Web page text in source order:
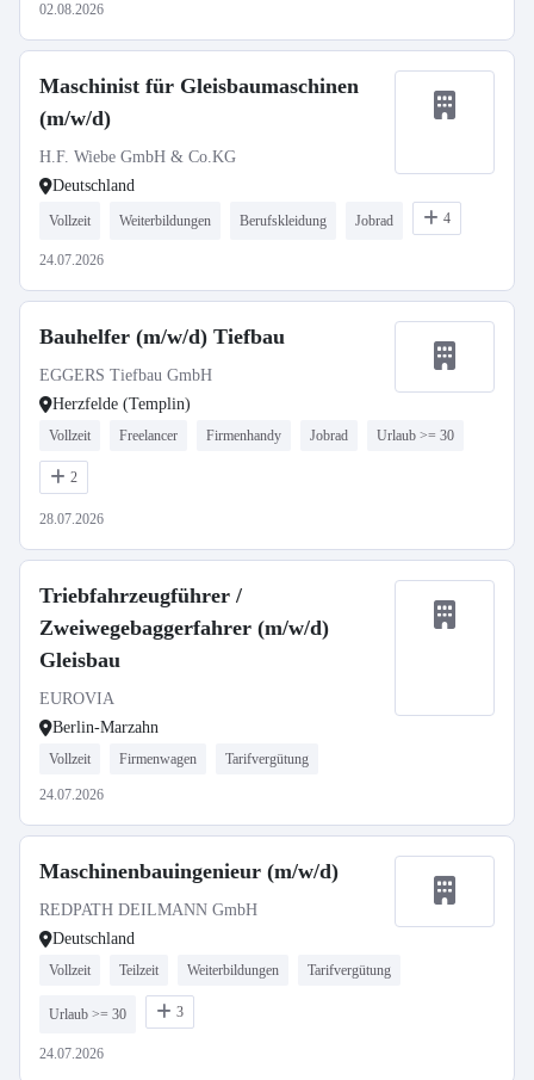
02.08.2026
Maschinist für Gleisbaumaschinen
(m/w/d)
H.F. Wiebe GmbH & Co.KG
Deutschland
Vollzeit Weiterbildungen Berufskleidung Jobrad 4
24.07.2026
Bauhelfer (m/w/d) Tiefbau
EGGERS Tiefbau GmbH
Herzfelde (Templin)
Vollzeit Freelancer Firmenhandy Jobrad Urlaub >= 30
2
28.07.2026
Triebfahrzeugführer /
Zweiwegebaggerfahrer (m/w/d)
Gleisbau
EUROVIA
Berlin-Marzahn
Vollzeit Firmenwagen Tarifvergütung
24.07.2026
Maschinenbauingenieur (m/w/d)
REDPATH DEILMANN GmbH
Deutschland
Vollzeit Teilzeit Weiterbildungen Tarifvergütung
Urlaub >= 30 3
24.07.2026